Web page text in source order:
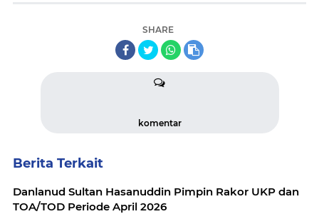
SHARE
komentar
Berita Terkait
Danlanud Sultan Hasanuddin Pimpin Rakor UKP dan
TOA/TOD Periode April 2026